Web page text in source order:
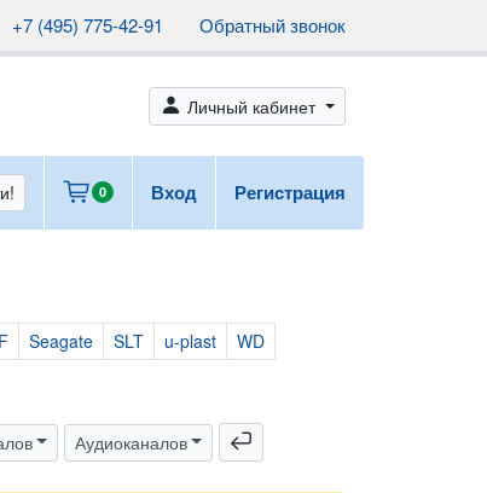
+7 (495) 775-42-91 Обратный звонок
person_fill Личный кабинет
cart 0 Вход Регистрация
Seagate SLT u-plast
WD
Аудиоканалов return